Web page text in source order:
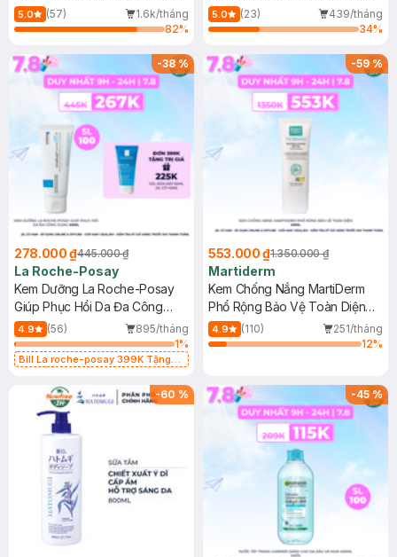
Dầu 500ml
5.0 (57)
1.6k/tháng
82%
(Mới)
5.0 (23)
439/tháng
34%
-38%
278.000 ₫445.000 ₫
La Roche-Posay
Kem Dưỡng La Roche-Posay
Giúp Phục Hồi Da Đa Công
Dụng 40ml
4.9 (56)
895/tháng
1%
Bill La roche-posay 399K Tặng
(SL có hạn)
-59%
553.000 ₫1.350.000 ₫
Martiderm
Kem Chống Nắng MartiDerm
Phổ Rộng Bảo Vệ Toàn Diện
40ml
4.9 (110)
251/tháng
12%
-60 % -45%